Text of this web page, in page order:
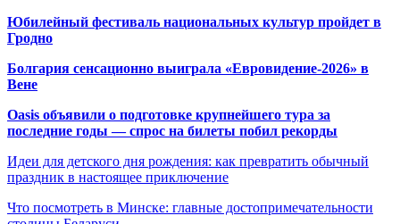
Юбилейный фестиваль национальных культур пройдет в
Гродно
Болгария сенсационно выиграла «Евровидение-2026» в
Вене
Oasis объявили о подготовке крупнейшего тура за
последние годы — спрос на билеты побил рекорды
Идеи для детского дня рождения: как превратить обычный
праздник в настоящее приключение
Что посмотреть в Минске: главные достопримечательности